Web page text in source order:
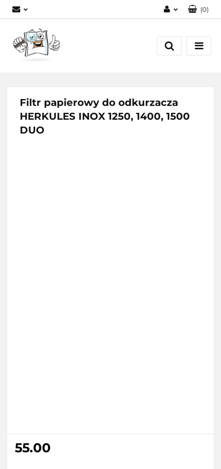
Zarejestruj się
(0)
Filtr papierowy do odkurzacza
HERKULES INOX 1250, 1400, 1500
DUO
55.00